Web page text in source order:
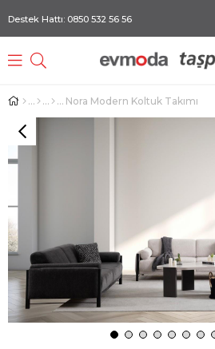
Destek Hattı: 0850 532 56 56
Nora Modern Koltuk Takımı